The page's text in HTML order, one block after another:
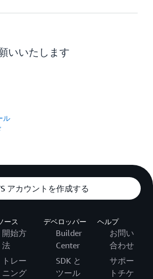
いいたします
ル
アカウントを作成する
ース
開始方
法
トレー
ニング
デベロッパー
Builder
Center
SDK と
ツール
ヘルプ
お問い
合わせ
サポー
トチケ